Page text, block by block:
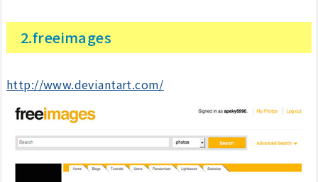
2.freeimages
http://www.deviantart.com/